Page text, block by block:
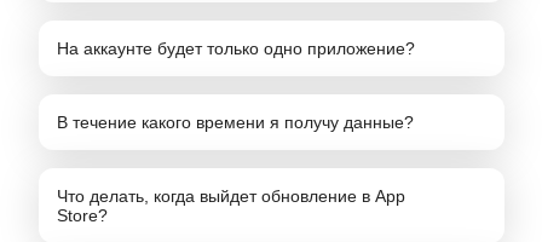
На аккаунте будет только одно приложение?
В течение какого времени я получу данные?
Что делать, когда выйдет обновление в App
Store?